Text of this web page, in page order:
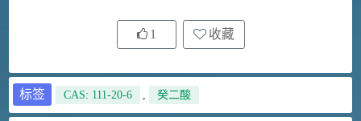
1 收藏
标签 CAS: 111-20-6 , 癸二酸